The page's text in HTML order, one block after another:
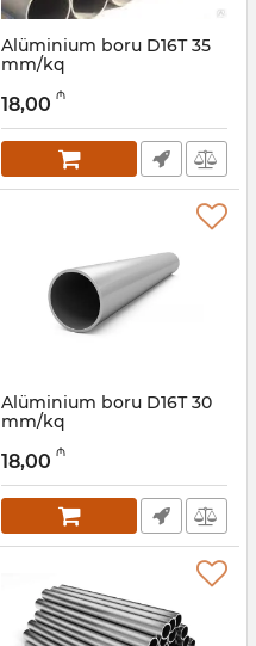
Alüminium boru D16Т 35
mm/kq
030001051
18,00 ₼
Alüminium boru D16Т 30
mm/kq
030001049
18,00 ₼